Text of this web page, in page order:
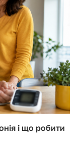
і що робити